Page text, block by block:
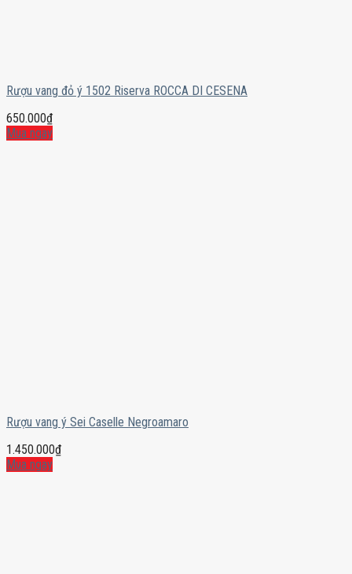
Rượu vang đỏ ý 1502 Riserva ROCCA DI CESENA
650.000₫
Mua ngay
Rượu vang ý Sei Caselle Negroamaro
1.450.000₫
Mua ngay